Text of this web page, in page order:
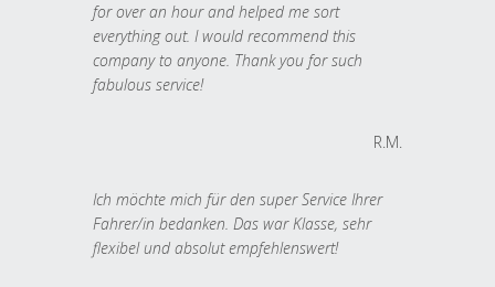
for over an hour and helped me sort
everything out. I would recommend this
company to anyone. Thank you for such
fabulous service!
R.M.
Ich möchte mich für den super Service Ihrer
Fahrer/in bedanken. Das war Klasse, sehr
flexibel und absolut empfehlenswert!